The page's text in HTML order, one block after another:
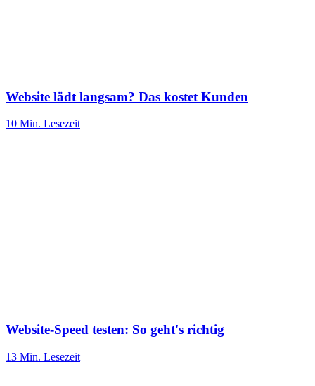
Website lädt langsam? Das kostet Kunden
10 Min. Lesezeit
Website-Speed testen: So geht's richtig
13 Min. Lesezeit